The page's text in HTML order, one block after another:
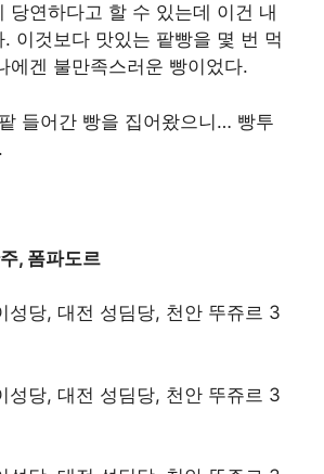
당연하다고 할 수 있는데 이건 내
이것보다 맛있는 팥빵을 몇 번 먹
에겐 불만족스러운 빵이었다.
들어간 빵을 집어왔으니… 빵투
, 폼파도르